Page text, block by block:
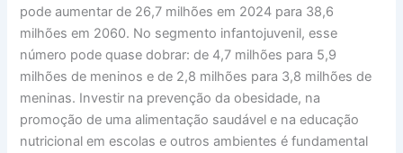
pode aumentar de 26,7 milhões em 2024 para 38,6
milhões em 2060. No segmento infantojuvenil, esse
número pode quase dobrar: de 4,7 milhões para 5,9
milhões de meninos e de 2,8 milhões para 3,8 milhões de
meninas. Investir na prevenção da obesidade, na
promoção de uma alimentação saudável e na educação
nutricional em escolas e outros ambientes é fundamental